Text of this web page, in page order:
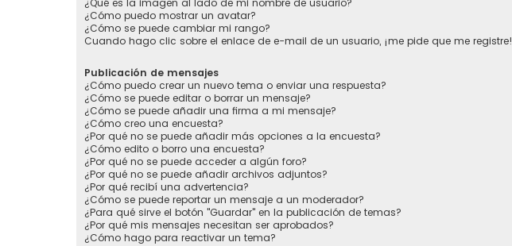
¿Qué es la imagen al lado de mi nombre de usuario?
¿Cómo puedo mostrar un avatar?
¿Cómo se puede cambiar mi rango?
Cuando hago clic sobre el enlace de e-mail de un usuario, ¡me pide que me registre!
Publicación de mensajes
¿Cómo puedo crear un nuevo tema o enviar una respuesta?
¿Cómo se puede editar o borrar un mensaje?
¿Cómo se puede añadir una firma a mi mensaje?
¿Cómo creo una encuesta?
¿Por qué no se puede añadir más opciones a la encuesta?
¿Cómo edito o borro una encuesta?
¿Por qué no se puede acceder a algún foro?
¿Por qué no se puede añadir archivos adjuntos?
¿Por qué recibí una advertencia?
¿Cómo se puede reportar un mensaje a un moderador?
¿Para qué sirve el botón "Guardar" en la publicación de temas?
¿Por qué mis mensajes necesitan ser aprobados?
¿Cómo hago para reactivar un tema?